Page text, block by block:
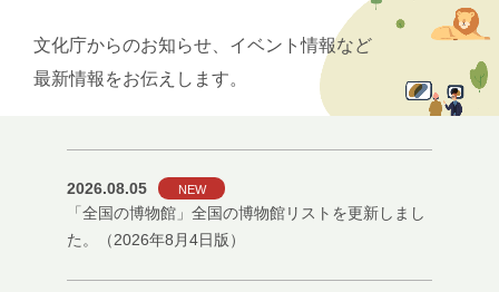
文化庁からのお知らせ、イベント情報など
最新情報をお伝えします。
2026.08.05 NEW
「全国の博物館」全国の博物館リストを更新しまし
た。（2026年8月4日版）